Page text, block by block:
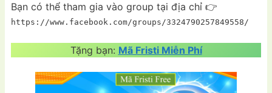
Bạn có thể tham gia vào group tại địa chỉ 👉
https://www.facebook.com/groups/3324790257849558/
Tặng bạn: Mã Fristi Miễn Phí